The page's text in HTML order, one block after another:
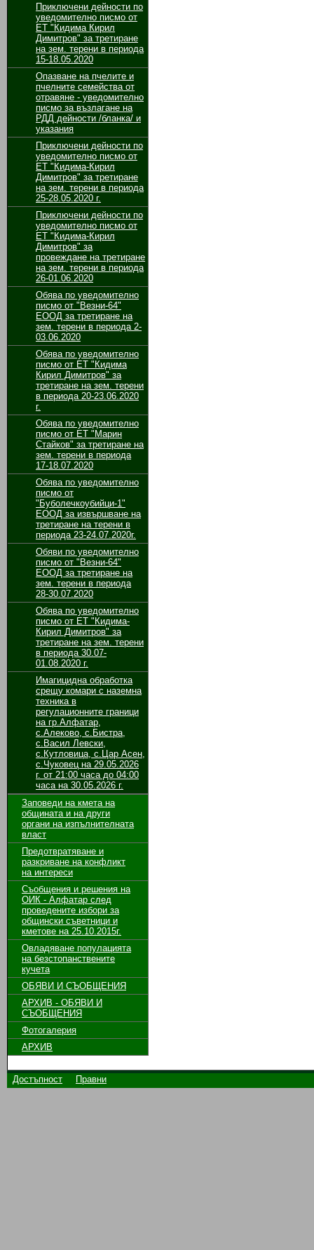
Приключени дейности по
уведомително писмо от
ЕТ "Кидима Кирил
Димитров" за третиране
на зем. терени в периода
15-18.05.2020
Опазване на пчелите и
пчелните семейства от
отравяне - уведомително
писмо за възлагане на
РДД дейности /бланка/ и
указания
Приключени дейности по
уведомително писмо от
ЕТ "Кидима-Кирил
Димитров" за третиране
на зем. терени в периода
25-28.05.2020 г.
Приключени дейности по
уведомително писмо от
ЕТ "Кидима-Кирил
Димитров" за
провеждане на третиране
на зем. терени в периода
26-01.06.2020
Обява по уведомително
писмо от "Везни-64"
ЕООД за третиране на
зeм. терени в периода 2-
03.06.2020
Обява по уведомително
писмо от ЕТ "Кидима
Кирил Димитров" за
третиране на зем. терени
в периода 20-23.06.2020
г.
Обява по уведомително
писмо от ЕТ "Марин
Стайков" за третиране на
зем. терени в периода
17-18.07.2020
Обява по уведомително
писмо от
"Буболечкоубийци-1"
ЕООД за извършване на
третиране на терени в
периода 23-24.07.2020г.
Обяви по уведомително
писмо от "Везни-64"
ЕООД за третиране на
зем. терени в периода
28-30.07.2020
Обява по уведомително
писмо от ЕТ "Кидима-
Кирил Димитров" за
третиране на зем. терени
в периода 30.07-
01.08.2020 г.
Имагицидна обработка
срещу комари с наземна
техника в
регулационните граници
на гр.Алфатар,
с.Алеково, с.Бистра,
с.Васил Левски,
с.Кутловица, с.Цар Асен,
с.Чуковец на 29.05.2026
г. от 21:00 часа до 04:00
часа на 30.05.2026 г.
Заповеди на кмета на
общината и на други
органи на изпълнителната
власт
Предотвратяване и
разкриване на конфликт
на интереси
Съобщения и решения на
ОИК - Алфатар след
проведените избори за
общински съветници и
кметове на 25.10.2015г.
Овладяване популацията
на безстопанствените
кучета
ОБЯВИ И СЪОБЩЕНИЯ
АРХИВ - ОБЯВИ И
СЪОБЩЕНИЯ
Фотогалерия
АРХИВ
Достъпност Правни